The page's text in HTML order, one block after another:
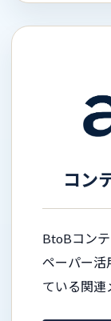
コン
BtoBコン
ペーパー活
ている関連